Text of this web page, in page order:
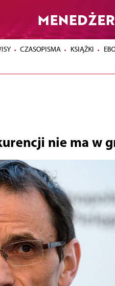
CZASOPISMA KSIĄŻKI
nie ma w